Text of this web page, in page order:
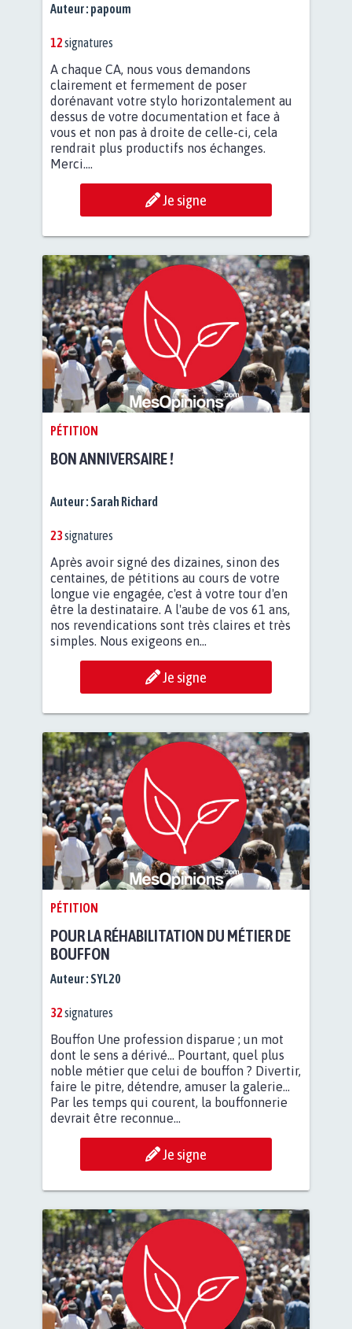
Auteur : papoum
12signatures
A chaque CA, nous vous demandons
clairement et fermement de poser
dorénavant votre stylo horizontalement au
dessus de votre documentation et face à
vous et non pas à droite de celle-ci, cela
rendrait plus productifs nos échanges.
Merci....
Je signe
PÉTITION
BON ANNIVERSAIRE !
Auteur :Sarah Richard
23signatures
Après avoir signé des dizaines, sinon des
centaines, de pétitions au cours de votre
longue vie engagée, c'est à votre tour d'en
être la destinataire. A l'aube de vos 61 ans,
nos revendications sont très claires et très
simples. Nous exigeons en...
Je signe
PÉTITION
POUR LA RÉHABILITATION DU MÉTIER DE
BOUFFON
Auteur :SYL20
32signatures
Bouffon Une profession disparue ; un mot
dont le sens a dérivé... Pourtant, quel plus
noble métier que celui de bouffon ? Divertir,
faire le pitre, détendre, amuser la galerie...
Par les temps qui courent, la bouffonnerie
devrait être reconnue...
Je signe